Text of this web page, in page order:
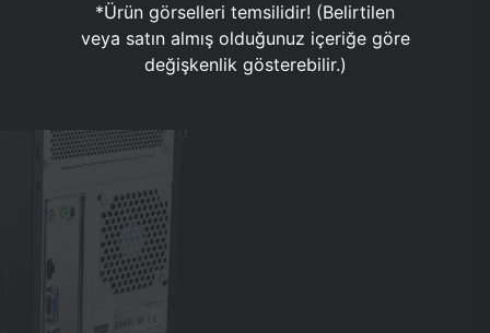
*Ürün görselleri temsilidir! (Belirtilen
veya satın almış olduğunuz içeriğe göre
değişkenlik gösterebilir.)